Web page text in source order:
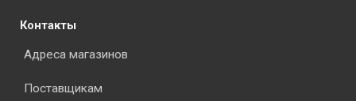
Контакты
Адреса магазинов
Поставщикам